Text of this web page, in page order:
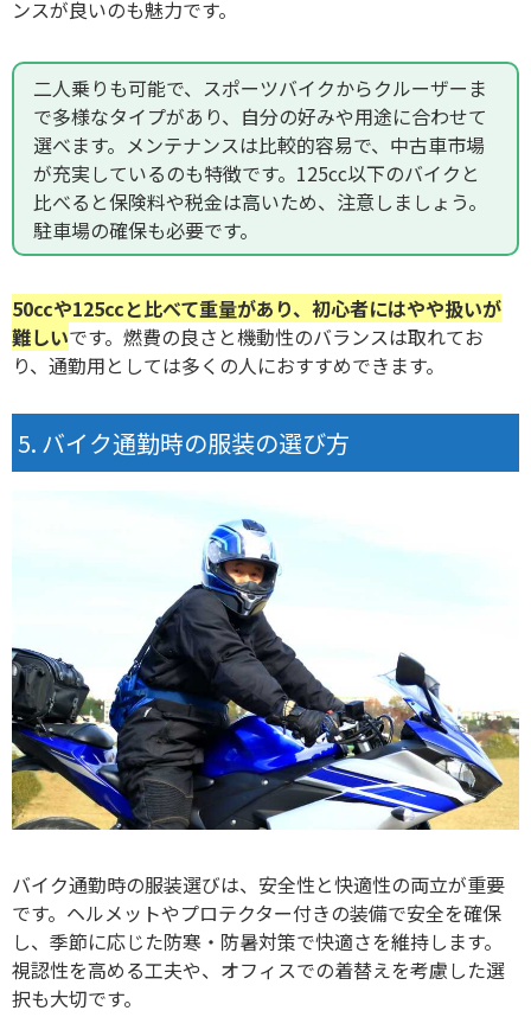
ンスが良いのも魅力です。
二人乗りも可能で、スポーツバイクからクルーザーま
で多様なタイプがあり、自分の好みや用途に合わせて
選べます。メンテナンスは比較的容易で、中古車市場
が充実しているのも特徴です。125cc以下のバイクと
比べると保険料や税金は高いため、注意しましょう。
駐車場の確保も必要です。
50ccや125ccと比べて重量があり、初心者にはやや扱いが
難しいです。燃費の良さと機動性のバランスは取れてお
り、通勤用としては多くの人におすすめできます。
バイク通勤時の服装の選び方
バイク通勤時の服装選びは、安全性と快適性の両立が重要
です。 ヘルメットやプロテクター付きの装備で安全を確保
し、季節に応じた防寒・防暑対策で快適さを維持します。
視認性を高める工夫や、オフィスでの着替えを考慮した選
択も大切です。